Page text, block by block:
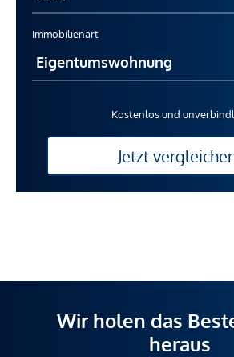
Immobilienart
Kostenlos und
Jetzt
Wir holen das
heraus